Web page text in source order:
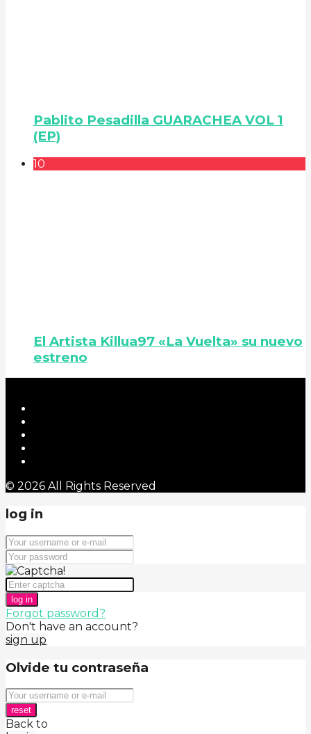
Pablito Pesadilla GUARACHEA VOL 1
(EP)
10
El Artista Killua97 «La Vuelta» su nuevo
estreno
© 2026 All Rights Reserved
log in
log in
Forgot password?
Don't have an account?
sign up
Olvide tu contraseña
reset
Back to